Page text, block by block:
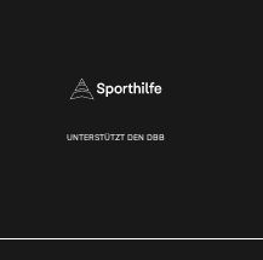
UNTERSTÜTZT DEN DBB